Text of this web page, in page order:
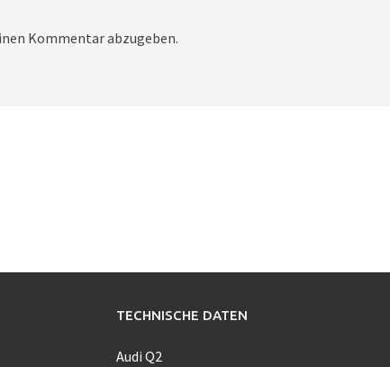
Kommentar abzugeben.
TECHNISCHE DATEN
Audi Q2